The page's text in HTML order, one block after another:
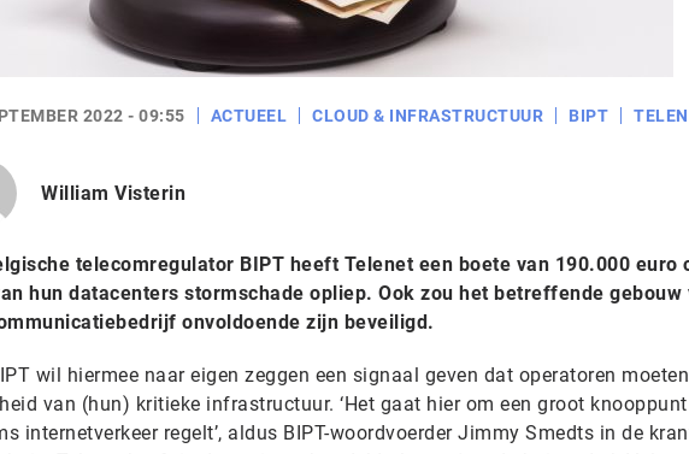
2022 - 09:55 ACTUEEL CLOUD & INFRASTRUCTUUR BIPT
William Visterin
telecomregulator BIPT heeft Telenet een boete van 190.000 euro
hun datacenters stormschade opliep. Ook zou het betreffende gebouw
onvoldoende zijn beveiligd.
wil hiermee naar eigen zeggen een signaal geven dat operatoren
van (hun) kritieke infrastructuur. ‘Het gaat hier om een groot
internetverkeer regelt’, aldus BIPT-woordvoerder Jimmy Smedts in de